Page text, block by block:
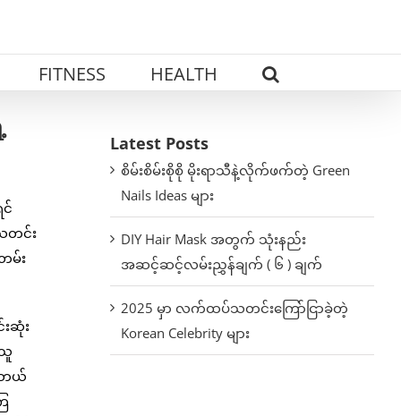
FITNESS HEALTH
တင်း
မ်း
ဆုံး
တယ်
Latest Posts
စိမ်းစိမ်းစိုစို မိုးရာသီနဲ့လိုက်ဖက်တဲ့ Green
Nails Ideas များ
DIY Hair Mask အတွက် သုံးနည်း
အဆင့်ဆင့်လမ်းညွှန်ချက် ( ၆ ) ချက်
2025 မှာ လက်ထပ်သတင်းကြော်ငြာခဲ့တဲ့
Korean Celebrity များ